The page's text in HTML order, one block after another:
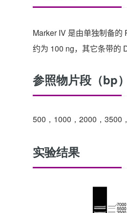
Marker IV 是由单独制备的
约为 100 ng，其它条带的
参照物片段（bp）
500，1000，2000，3500
实验结果